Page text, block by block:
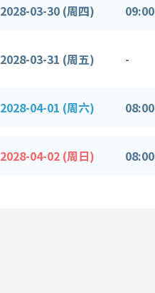
2028-03-30 (周四) 09:00
2028-03-31 (周五) -
2028-04-01 (周六) 08:00
2028-04-02 (周日) 08:00